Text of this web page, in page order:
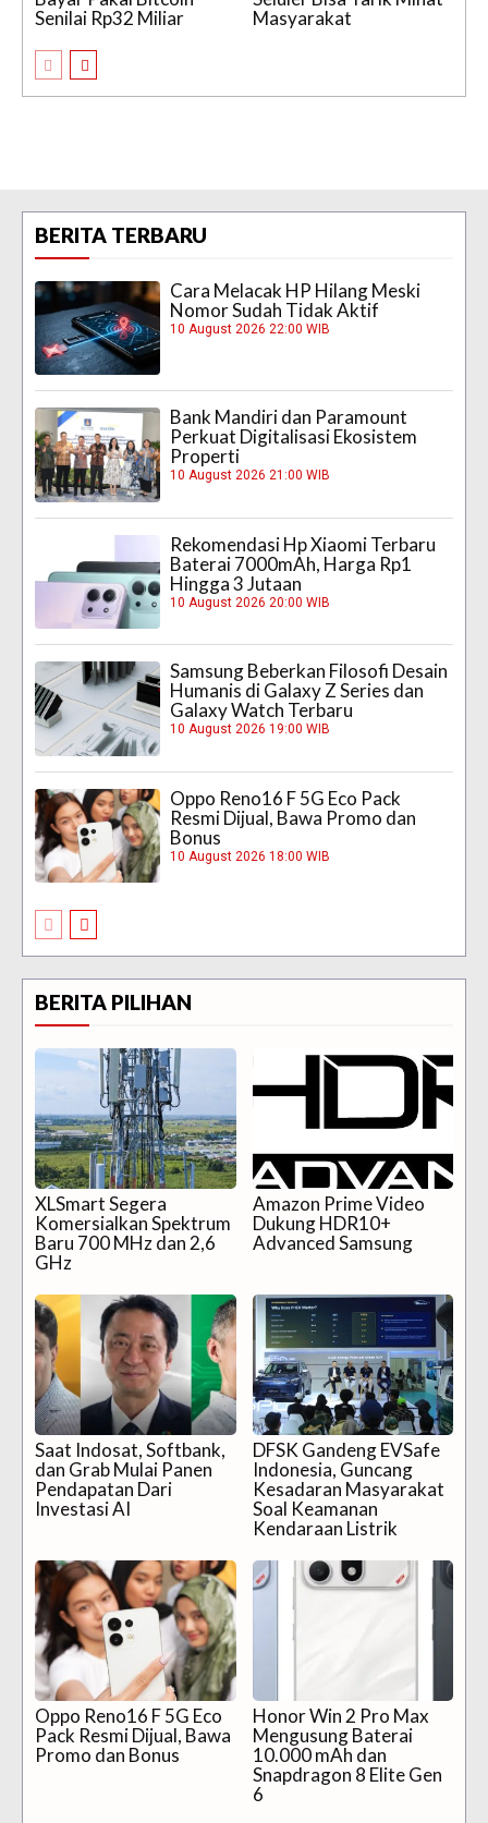
Senilai Rp32 Miliar
Masyarakat
BERITA TERBARU
Cara Melacak HP Hilang Meski
Nomor Sudah Tidak Aktif
10 August 2026 22:00 WIB
Bank Mandiri dan Paramount
Perkuat Digitalisasi Ekosistem
Properti
10 August 2026 21:00 WIB
Rekomendasi Hp Xiaomi Terbaru
Baterai 7000mAh, Harga Rp1
Hingga 3 Jutaan
10 August 2026 20:00 WIB
Samsung Beberkan Filosofi Desain
Humanis di Galaxy Z Series dan
Galaxy Watch Terbaru
10 August 2026 19:00 WIB
Oppo Reno16 F 5G Eco Pack
Resmi Dijual, Bawa Promo dan
Bonus
10 August 2026 18:00 WIB
BERITA PILIHAN
XLSmart Segera
Komersialkan Spektrum
Baru 700 MHz dan 2,6
GHz
Amazon Prime Video
Dukung HDR10+
Advanced Samsung
Saat Indosat, Softbank,
dan Grab Mulai Panen
Pendapatan Dari
Investasi AI
DFSK Gandeng EVSafe
Indonesia, Guncang
Kesadaran Masyarakat
Soal Keamanan
Kendaraan Listrik
Oppo Reno16 F 5G Eco
Pack Resmi Dijual, Bawa
Promo dan Bonus
Honor Win 2 Pro Max
Mengusung Baterai
10.000 mAh dan
Snapdragon 8 Elite Gen
6